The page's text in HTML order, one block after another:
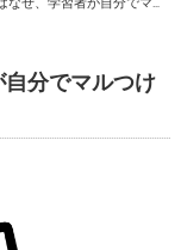
分でマルつけ